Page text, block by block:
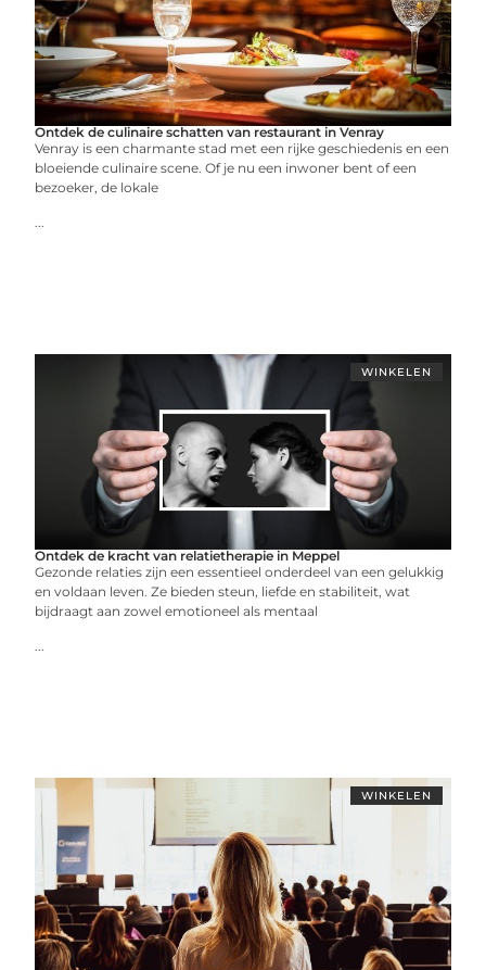
Ontdek de culinaire schatten van restaurant in Venray
Venray is een charmante stad met een rijke geschiedenis en een
bloeiende culinaire scene. Of je nu een inwoner bent of een
bezoeker, de lokale
...
WINKELEN
Ontdek de kracht van relatietherapie in Meppel
Gezonde relaties zijn een essentieel onderdeel van een gelukkig
en voldaan leven. Ze bieden steun, liefde en stabiliteit, wat
bijdraagt aan zowel emotioneel als mentaal
...
WINKELEN